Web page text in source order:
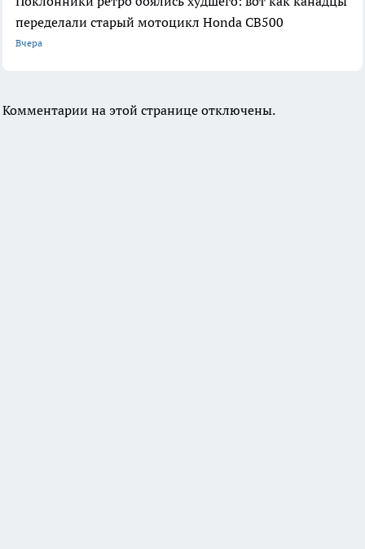
переделали старый мотоцикл Honda CB500
Вчера
Комментарии на этой странице отключены.